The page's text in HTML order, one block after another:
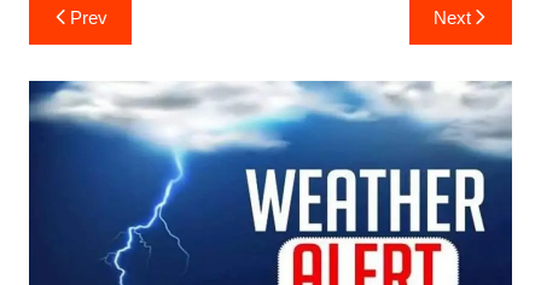
Post
navigation
Prev Next